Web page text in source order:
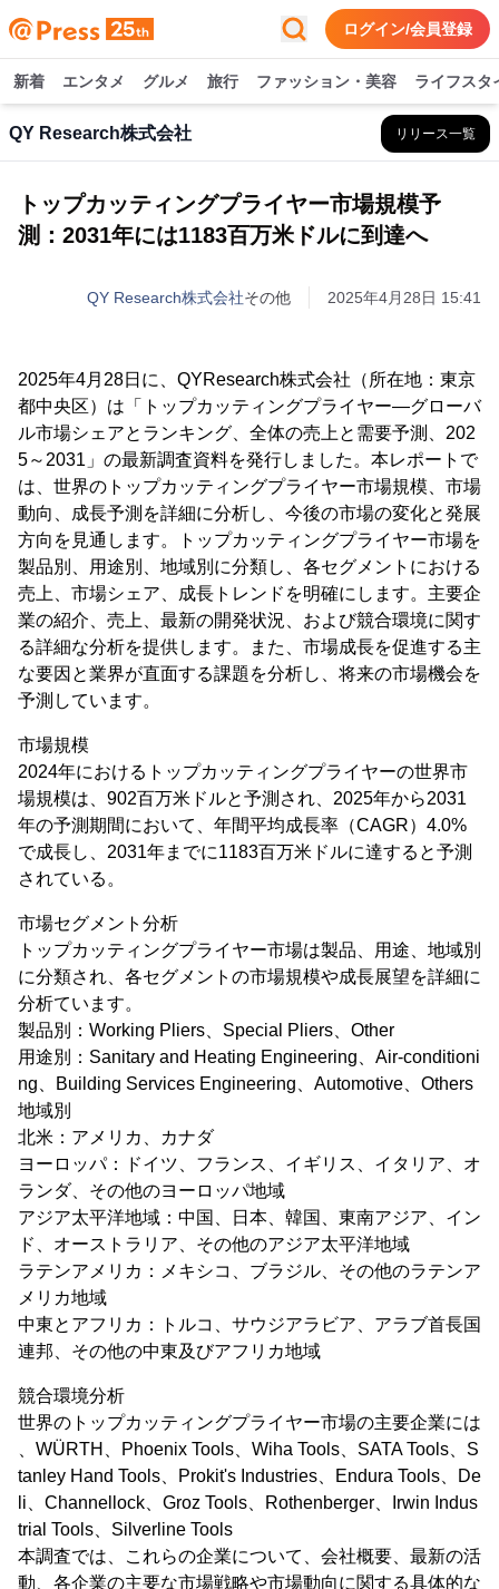
ログイン/会員登録
新着 エンタメ グルメ 旅行 ファッション・美容 ライフスタ
QY Research株式会社 リリース一覧
トップカッティングプライヤー市場規模予
測：2031年には1183百万米ドルに到達へ
QY Research株式会社その他 2025年4月28日 15:41
2025年4月28日に、QYResearch株式会社（所在地：東京
都中央区）は「トップカッティングプライヤー―グローバ
ル市場シェアとランキング、全体の売上と需要予測、202
5～2031」の最新調査資料を発行しました。本レポートで
は、世界のトップカッティングプライヤー市場規模、市場
動向、成長予測を詳細に分析し、今後の市場の変化と発展
方向を見通します。トップカッティングプライヤー市場を
製品別、用途別、地域別に分類し、各セグメントにおける
売上、市場シェア、成長トレンドを明確にします。主要企
業の紹介、売上、最新の開発状況、および競合環境に関す
る詳細な分析を提供します。また、市場成長を促進する主
な要因と業界が直面する課題を分析し、将来の市場機会を
予測しています。
市場規模
2024年におけるトップカッティングプライヤーの世界市
場規模は、902百万米ドルと予測され、2025年から2031
年の予測期間において、年間平均成長率（CAGR）4.0%
で成長し、2031年までに1183百万米ドルに達すると予測
されている。
市場セグメント分析
トップカッティングプライヤー市場は製品、用途、地域別
に分類され、各セグメントの市場規模や成長展望を詳細に
分析ています。
製品別：Working Pliers、Special Pliers、Other
用途別：Sanitary and Heating Engineering、Air-conditioni
ng、Building Services Engineering、Automotive、Others
地域別
北米：アメリカ、カナダ
ヨーロッパ：ドイツ、フランス、イギリス、イタリア、オ
ランダ、その他のヨーロッパ地域
アジア太平洋地域：中国、日本、韓国、東南アジア、イン
ド、オーストラリア、その他のアジア太平洋地域
ラテンアメリカ：メキシコ、ブラジル、その他のラテンア
メリカ地域
中東とアフリカ：トルコ、サウジアラビア、アラブ首長国
連邦、その他の中東及びアフリカ地域
競合環境分析
世界のトップカッティングプライヤー市場の主要企業には
、WÜRTH、Phoenix Tools、Wiha Tools、SATA Tools、S
tanley Hand Tools、Prokit's Industries、Endura Tools、De
li、Channellock、Groz Tools、Rothenberger、Irwin Indus
trial Tools、Silverline Tools
本調査では、これらの企業について、会社概要、最新の活
動、各企業の主要な市場戦略や市場動向に関する具体的な